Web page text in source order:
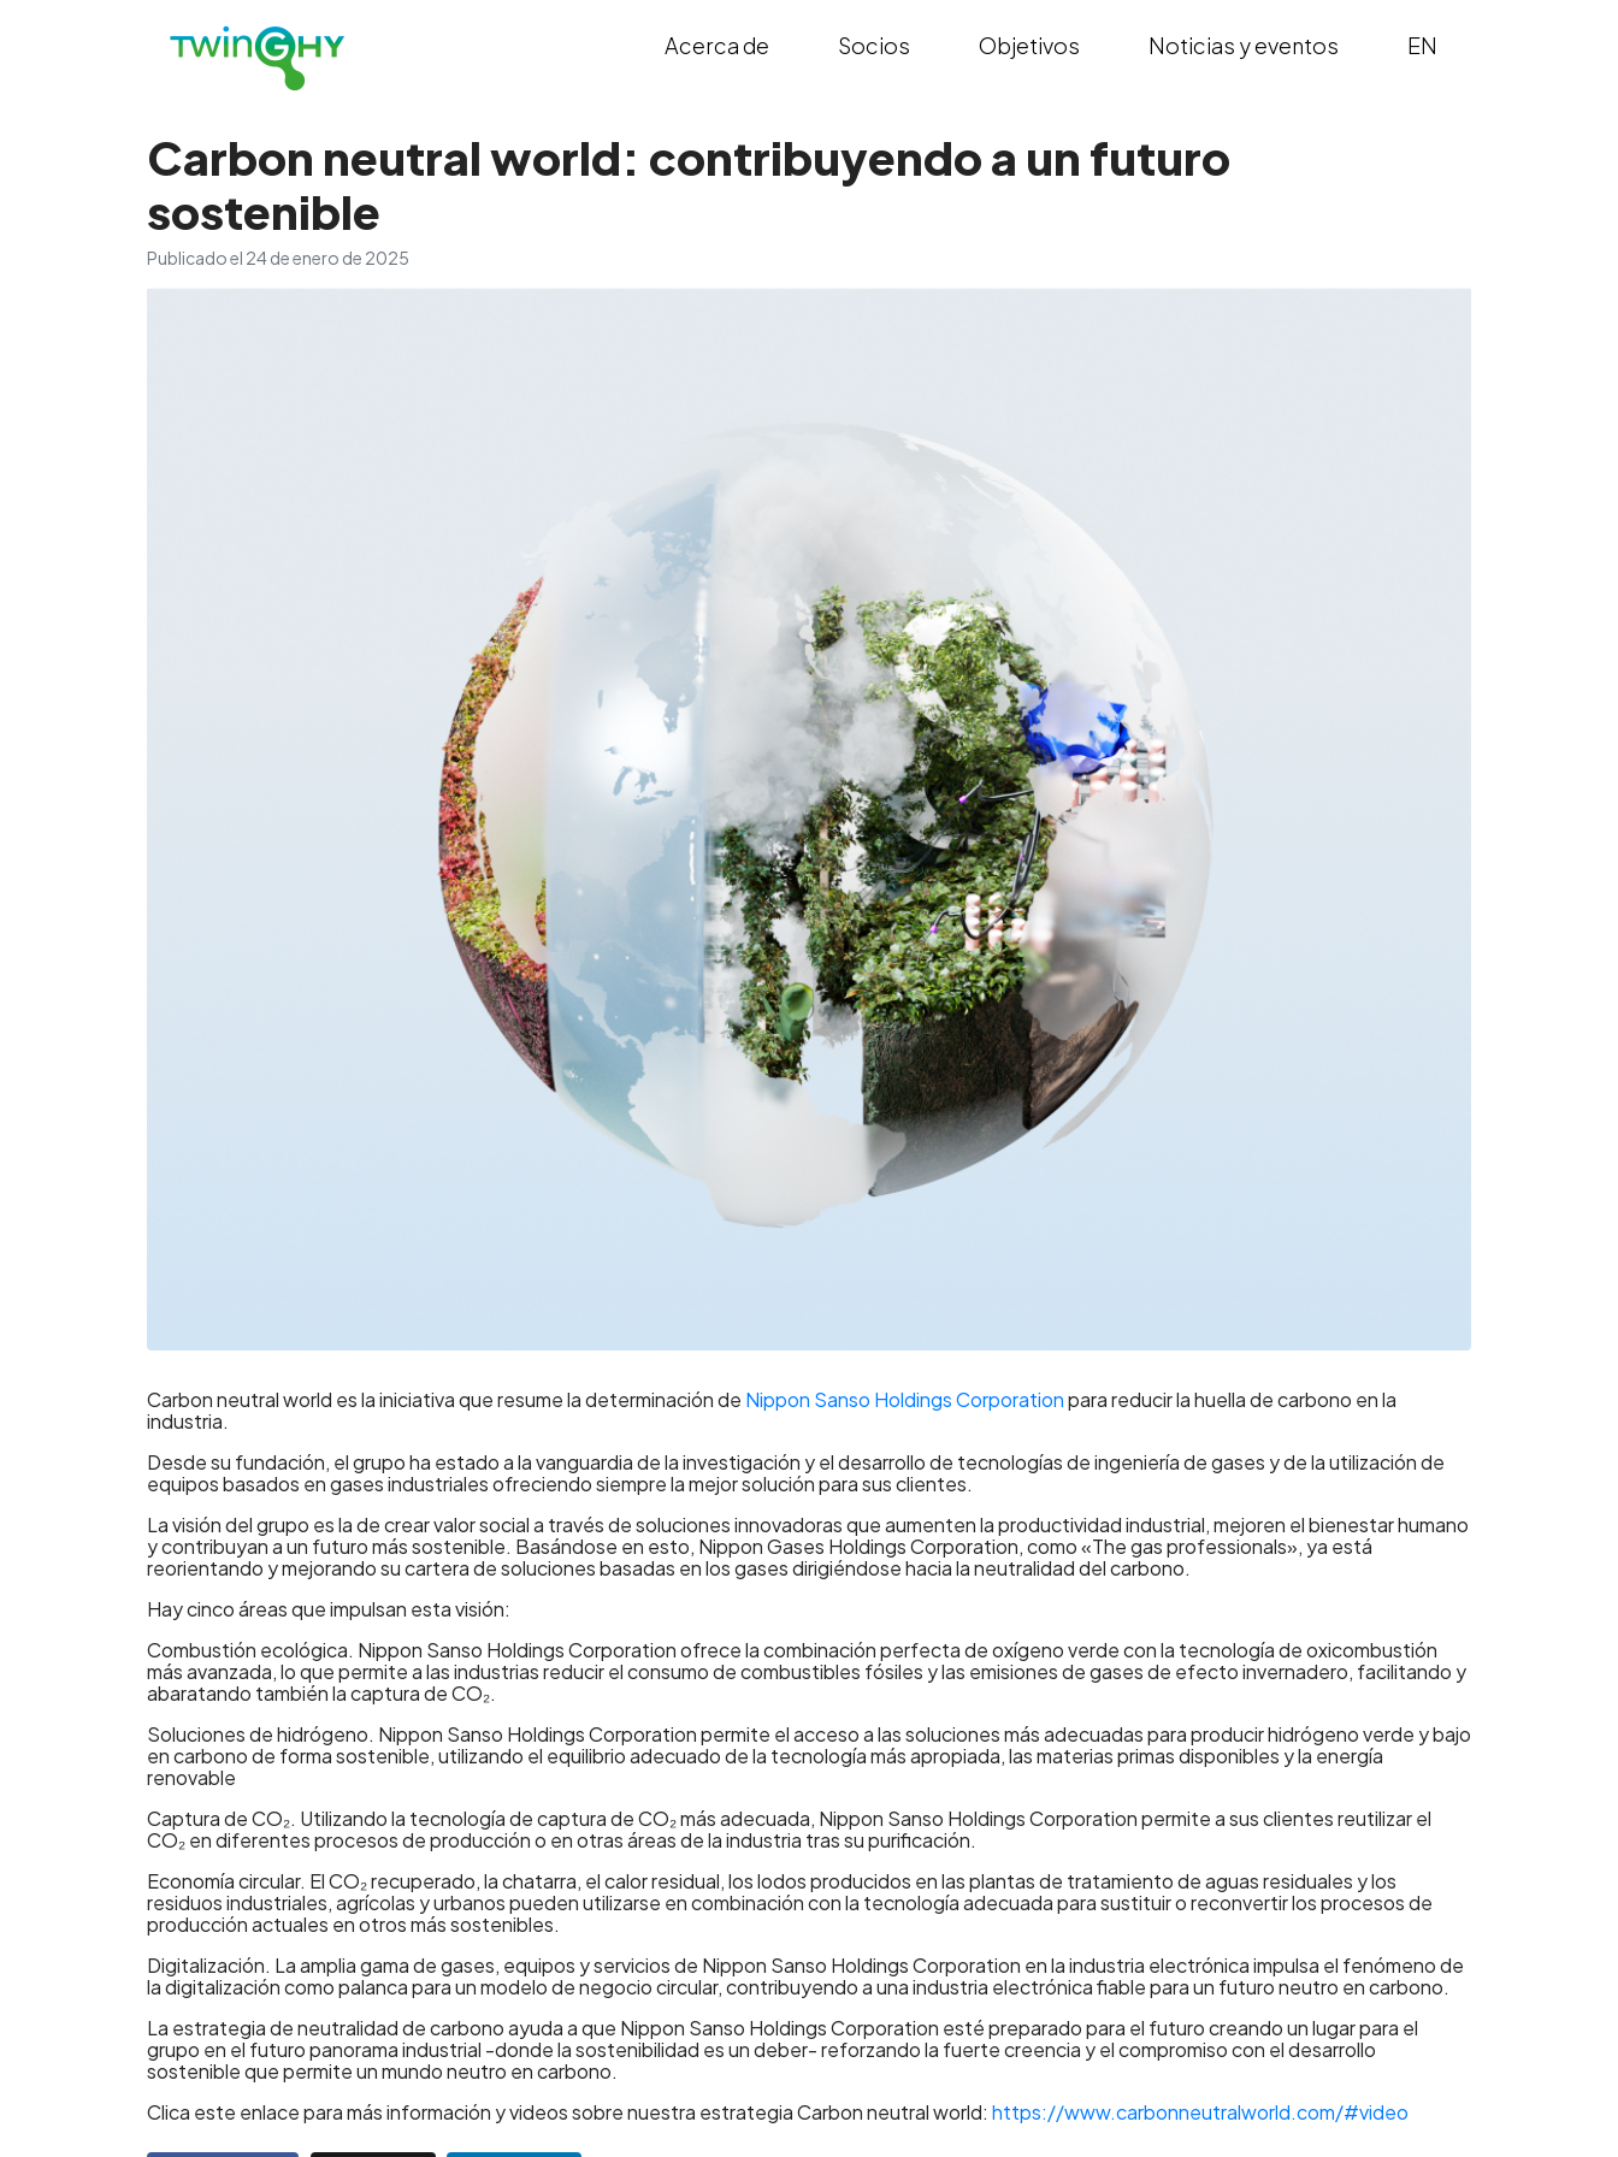
Acerca de Socios Objetivos Noticias y eventos EN
Carbon neutral world: contribuyendo a un futuro
sostenible
Publicado el 24 de enero de 2025
Carbon neutral world es la iniciativa que resume la determinación de Nippon Sanso Holdings Corporationpara reducir la huella de carbono en la
industria.
Desde su fundación, el grupo ha estado a la vanguardia de la investigación y el desarrollo de tecnologías de ingeniería de gases y de la utilización de
equipos basados en gases industriales ofreciendo siempre la mejor solución para sus clientes.
La visión del grupo es la de crear valor social a través de soluciones innovadoras que aumenten la productividad industrial, mejoren el bienestar humano
y contribuyan a un futuro más sostenible. Basándose en esto, Nippon Gases Holdings Corporation, como «The gas professionals», ya está
reorientando y mejorando su cartera de soluciones basadas en los gases dirigiéndose hacia la neutralidad del carbono.
Hay cinco áreas que impulsan esta visión:
Combustión ecológica. Nippon Sanso Holdings Corporation ofrece la combinación perfecta de oxígeno verde con la tecnología de oxicombustión
más avanzada, lo que permite a las industrias reducir el consumo de combustibles fósiles y las emisiones de gases de efecto invernadero, facilitando y
abaratando también la captura de CO₂.
Soluciones de hidrógeno. Nippon Sanso Holdings Corporation permite el acceso a las soluciones más adecuadas para producir hidrógeno verde y bajo
en carbono de forma sostenible, utilizando el equilibrio adecuado de la tecnología más apropiada, las materias primas disponibles y la energía
renovable
Captura de CO₂. Utilizando la tecnología de captura de CO₂ más adecuada, Nippon Sanso Holdings Corporation permite a sus clientes reutilizar el
CO₂ en diferentes procesos de producción o en otras áreas de la industria tras su purificación.
Economía circular. El CO₂ recuperado, la chatarra, el calor residual, los lodos producidos en las plantas de tratamiento de aguas residuales y los
residuos industriales, agrícolas y urbanos pueden utilizarse en combinación con la tecnología adecuada para sustituir o reconvertir los procesos de
producción actuales en otros más sostenibles.
Digitalización. La amplia gama de gases, equipos y servicios de Nippon Sanso Holdings Corporation en la industria electrónica impulsa el fenómeno de
la digitalización como palanca para un modelo de negocio circular, contribuyendo a una industria electrónica fiable para un futuro neutro en carbono.
La estrategia de neutralidad de carbono ayuda a que Nippon Sanso Holdings Corporation esté preparado para el futuro creando un lugar para el
grupo en el futuro panorama industrial -donde la sostenibilidad es un deber- reforzando la fuerte creencia y el compromiso con el desarrollo
sostenible que permite un mundo neutro en carbono.
Clica este enlace para más información y videos sobre nuestra estrategia Carbon neutral world: https://www.carbonneutralworld.com/#video